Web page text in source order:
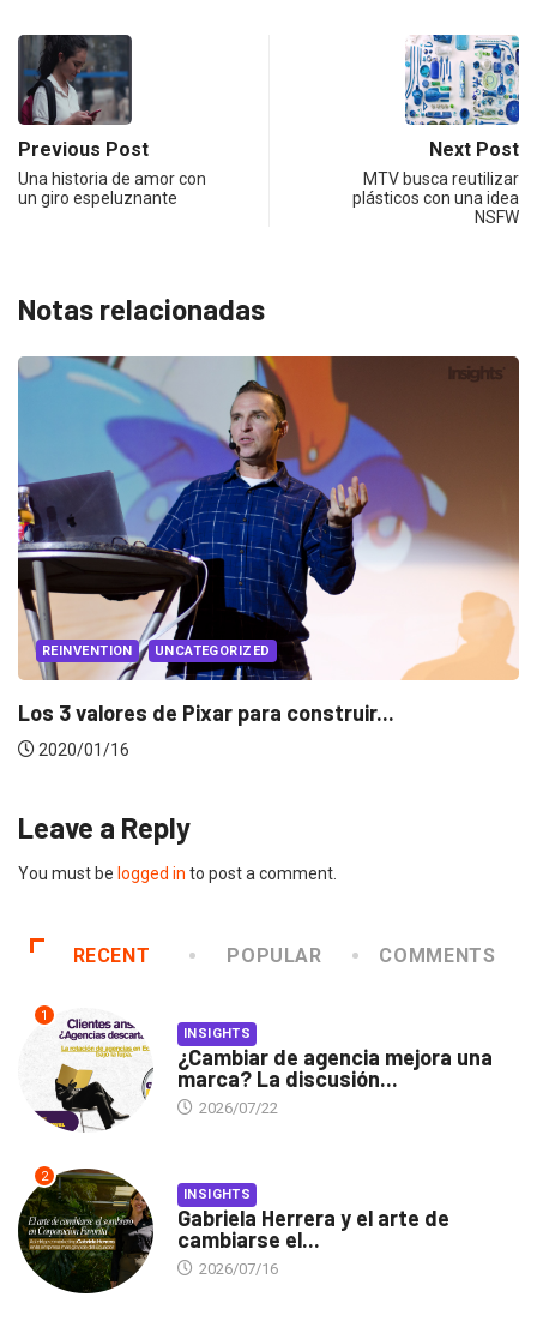
Previous Post
Una historia de amor con
un giro espeluznante
Next Post
MTV busca reutilizar
plásticos con una idea
NSFW
Notas relacionadas
EVENTOS LUX AWARDS
Conoce a los ganadores de Lux Awards
2019/12/04
Leave a Reply
You must be logged in to post a comment.
RECENT POPULAR COMMENTS
1
INSIGHTS
¿Cambiar de agencia mejora una
marca? La discusión...
2026/07/22
2
INSIGHTS
Gabriela Herrera y el arte de
cambiarse el...
2026/07/16